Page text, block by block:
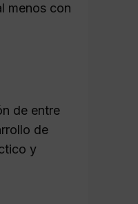
menos con
de entre
de
y